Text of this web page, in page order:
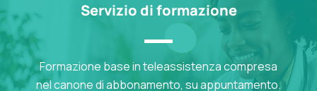
Servizio di formazione
Formazione base in teleassistenza compresa
nel canone di abbonamento, su appuntamento.